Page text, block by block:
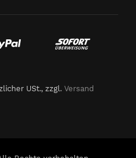
USt., zzgl. Versand